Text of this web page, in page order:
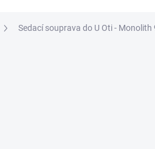
Sedací souprava do U Oti - Monolith